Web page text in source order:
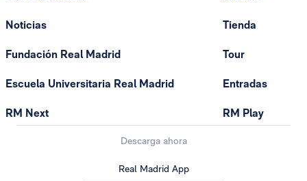
Noticias
Fundación Real Madrid
Escuela Universitaria Real Madrid
RM Next
Tienda
Tour
Entradas
RM Play
Descarga ahora
Real Madrid App